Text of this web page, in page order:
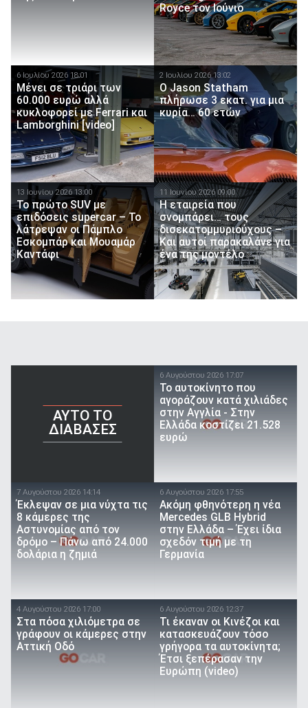
Royce τον Ιούνιο
6 Ιουλίου 2026 18:01
Μένει σε τριάρι των
60.000 ευρώ αλλά
κυκλοφορεί με Ferrari και
Lamborghini [video]
2 Ιουλίου 2026 13:02
Ο Jason Statham
πλήρωσε 3 εκατ. για μια
κυρία… 60 ετών
13 Ιουνίου 2026 13:00
Το πρώτο SUV με
επιδόσεις supercar – Το
λάτρεψαν οι Πάμπλο
Εσκομπάρ και Μουαμάρ
Καντάφι
11 Ιουνίου 2026 09:00
Η εταιρεία που
σνομπάρει… τους
δισεκατομμυριούχους –
Και αυτοί παρακαλάνε για
ένα της μοντέλο
AYTO TO
ΔΙΑΒΑΣΕΣ
6 Αυγούστου 2026 17:07
To αυτοκίνητο που
αγοράζουν κατά χιλιάδες
στην Αγγλία - Στην
Ελλάδα κοστίζει 21.528
ευρώ
7 Αυγούστου 2026 14:14
Έκλεψαν σε μια νύχτα τις
8 κάμερες της
Αστυνομίας από τον
δρόμο – Πάνω από 24.000
δολάρια η ζημιά
6 Αυγούστου 2026 17:55
Ακόμη φθηνότερη η νέα
Mercedes GLB Hybrid
στην Ελλάδα – Έχει ίδια
σχεδόν τιμή με τη
Γερμανία
4 Αυγούστου 2026 17:00
Στα πόσα χιλιόμετρα σε
γράφουν οι κάμερες στην
Αττική Οδό
6 Αυγούστου 2026 12:37
Τι έκαναν οι Κινέζοι και
κατασκευάζουν τόσο
γρήγορα τα αυτοκίνητα;
Έτσι ξεπέρασαν την
Ευρώπη (video)